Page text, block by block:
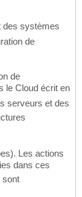
des systèmes
de
de
le Cloud écrit en
serveurs et des
Les actions
dans ces
sont